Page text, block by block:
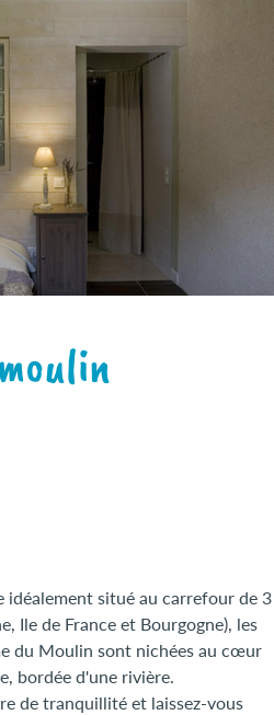
idéalement situé au carrefour de 3
Ile de France et Bourgogne), les
du Moulin sont nichées au cœur
bordée d'une rivière.
de tranquillité et laissez-vous